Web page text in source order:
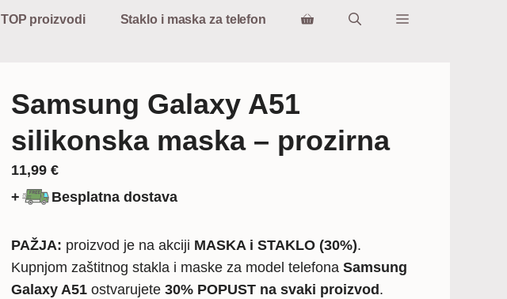
TOP proizvodi Staklo i maska za telefon
Samsung Galaxy A51
silikonska maska – prozirna
11,99 €
+
Besplatna dostava
PAŽJA: proizvod je na akciji MASKA i STAKLO (30%).
Kupnjom zaštitnog stakla i maske za model telefona Samsung
Galaxy A51ostvarujete 30% POPUST na svaki proizvod .